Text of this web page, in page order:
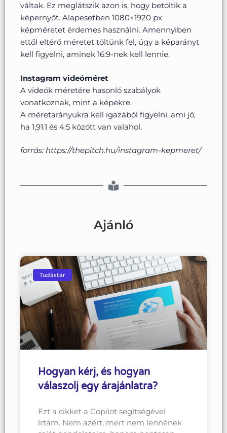
váltak. Ez meglátszik azon is, hogy betöltik a
képernyőt. Alapesetben 1080×1920 px
képméretet érdemes használni. Amennyiben
ettől eltérő méretet töltünk fel, úgy a képarányt
kell figyelni, aminek 16:9-nek kell lennie.
Instagram videóméret
A videók méretére hasonló szabályok
vonatkoznak, mint a képekre.
A méretarányukra kell igazából figyelni, ami jó,
ha 1,91:1 és 4:5 között van valahol.
forrás: https://thepitch.hu/instagram-kepmeret/
Ajánló
Tudástár
Hogyan kérj, és hogyan
válaszolj egy árajánlatra?
Ezt a cikket a Copilot segítségével
írtam. Nem azért, mert nem lennének